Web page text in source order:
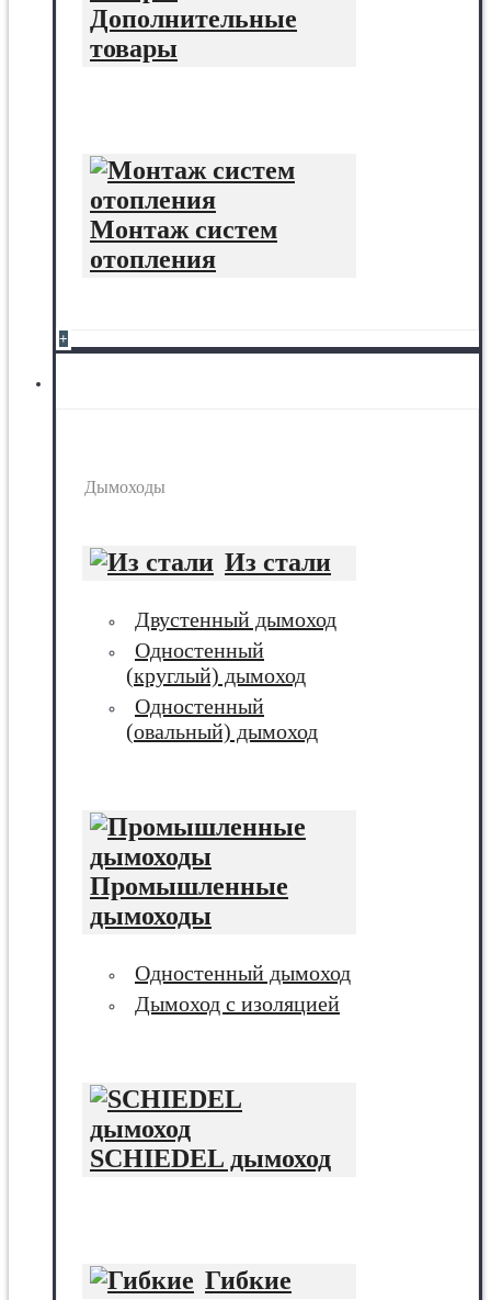
Дополнительные
товары
Монтаж систем
отопления
+
Дымоходы
Из стали
Двустенный дымоход
Одностенный
(круглый) дымоход
Одностенный
(овальный) дымоход
Промышленные
дымоходы
Одностенный дымоход
Дымоход с изоляцией
SCHIEDEL дымоход
Гибкие